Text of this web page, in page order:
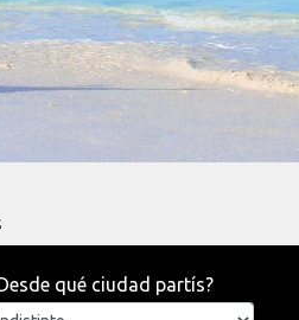
qué ciudad partís?